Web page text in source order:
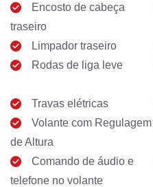
Encosto de cabeça
traseiro
Limpador traseiro
Rodas de liga leve
Travas elétricas
Volante com Regulagem
de Altura
Comando de áudio e
telefone no volante